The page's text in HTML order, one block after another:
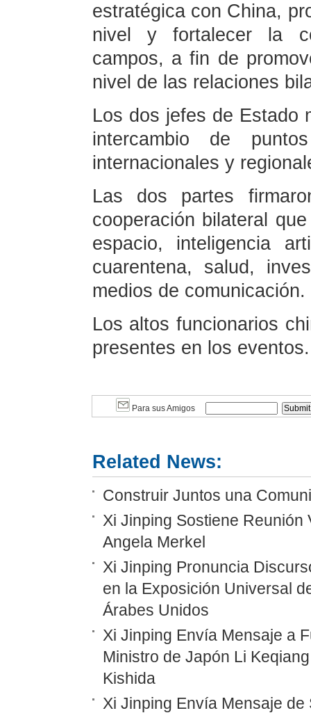
estratégica con China,
nivel y fortalecer la
campos, a fin de
nivel de las relaciones
Los dos jefes de Estado
intercambio de
internacionales y
Las dos partes
cooperación bilateral
espacio, inteligencia
cuarentena, salud,
medios de comunicación.
Los altos funcionarios
presentes en los eventos.
Para sus Amigos
Related News:
Construir Juntos una
Xi Jinping Sostiene Reunión
Angela Merkel
Xi Jinping Pronuncia
en la Exposición Universal
Árabes Unidos
Xi Jinping Envía Mensaje a
Ministro de Japón Li
Kishida
Xi Jinping Envía Mensaje